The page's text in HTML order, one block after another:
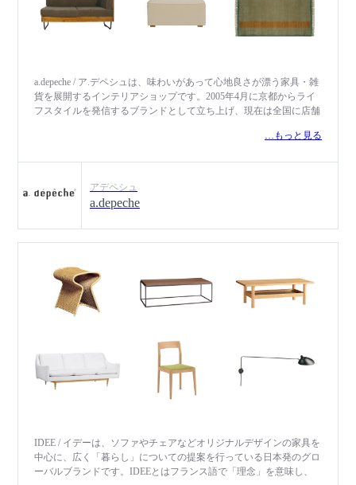
a.depeche / ア.デペシュは、味わいがあって心地良さが漂う家具・雑
貨を展開するインテリアショップです。2005年4月に京都からライ
フスタイルを発信するブランドとして立ち上げ、現在は全国に店舗
種、カラー、素材に偏った固定観念を持つことなく、ミックスコー
の、女性的なものと男性的なものなど、異なるものの組み合わせで
心地よい空間をつくり、新しいスタイルとして喜びを届けることを
目指しています。
…もっと見る
アデペシュ
a.depeche
IDEE / イデーは、ソファやチェアなどオリジナルデザインの家具を
中心に、広く「暮らし」についての提案を行っている日本発のグロ
ーバルブランドです。IDEEとはフランス語で「理念」を意味し、